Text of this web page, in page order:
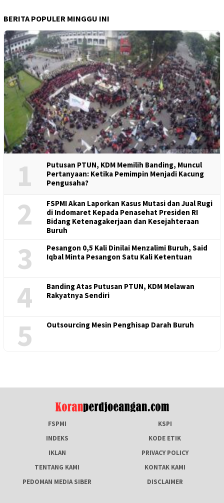
BERITA POPULER MINGGU INI
1
Putusan PTUN, KDM Memilih Banding, Muncul
Pertanyaan: Ketika Pemimpin Menjadi Kacung
Pengusaha?
2
FSPMI Akan Laporkan Kasus Mutasi dan Jual Rugi
di Indomaret Kepada Penasehat Presiden RI
Bidang Ketenagakerjaan dan Kesejahteraan
Buruh
3
Pesangon 0,5 Kali Dinilai Menzalimi Buruh, Said
Iqbal Minta Pesangon Satu Kali Ketentuan
4
Banding Atas Putusan PTUN, KDM Melawan
Rakyatnya Sendiri
5 Outsourcing Mesin Penghisap Darah Buruh
FSPMI
KSPI
INDEKS
KODE ETIK
IKLAN
PRIVACY POLICY
TENTANG KAMI
KONTAK KAMI
PEDOMAN MEDIA SIBER
DISCLAIMER